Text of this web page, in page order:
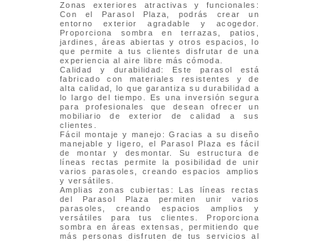
Zonas exteriores atractivas y funcionales:
Con el Parasol Plaza, podrás crear un
entorno exterior agradable y acogedor.
Proporciona sombra en terrazas, patios,
jardines, áreas abiertas y otros espacios, lo
que permite a tus clientes disfrutar de una
experiencia al aire libre más cómoda.
Calidad y durabilidad: Este parasol está
fabricado con materiales resistentes y de
alta calidad, lo que garantiza su durabilidad a
lo largo del tiempo. Es una inversión segura
para profesionales que desean ofrecer un
mobiliario de exterior de calidad a sus
clientes.
Fácil montaje y manejo: Gracias a su diseño
manejable y ligero, el Parasol Plaza es fácil
de montar y desmontar. Su estructura de
líneas rectas permite la posibilidad de unir
varios parasoles, creando espacios amplios
y versátiles.
Amplias zonas cubiertas: Las líneas rectas
del Parasol Plaza permiten unir varios
parasoles, creando espacios amplios y
versátiles para tus clientes. Proporciona
sombra en áreas extensas, permitiendo que
más personas disfruten de tus servicios al